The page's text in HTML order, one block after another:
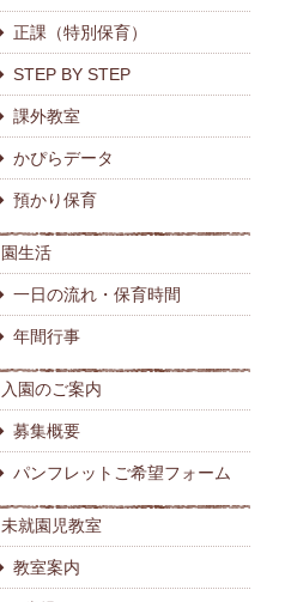
正課（特別保育）
STEP BY STEP
課外教室
かぴらデータ
預かり保育
園生活
一日の流れ・保育時間
年間行事
入園のご案内
募集概要
パンフレットご希望フォーム
未就園児教室
教室案内